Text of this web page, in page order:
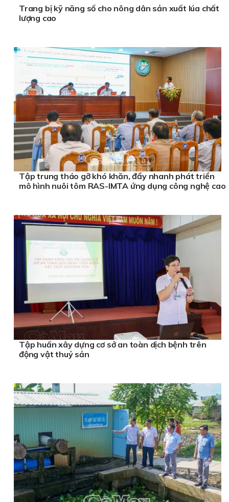
Trang bị kỹ năng số cho nông dân sản xuất lúa chất
lượng cao
Tập trung tháo gỡ khó khăn, đẩy nhanh phát triển
mô hình nuôi tôm RAS-IMTA ứng dụng công nghệ cao
Tập huấn xây dựng cơ sở an toàn dịch bệnh trên
động vật thuỷ sản